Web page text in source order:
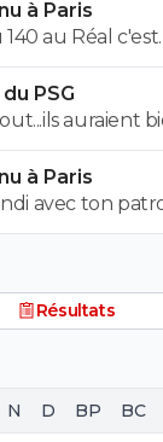
adhérer à son
« élite »
d emojis bien
à Paris
au Réal c'est
soit à un
anglais allez vous faire
PSG
auraient
écrire 200 des
à Paris
avec ton
Résultats
N D BP BC